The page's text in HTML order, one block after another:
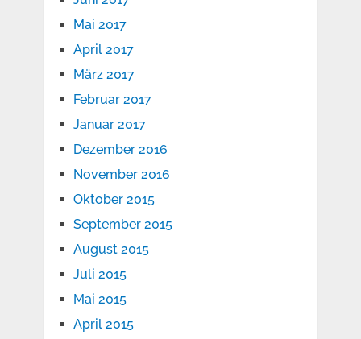
Mai 2017
April 2017
März 2017
Februar 2017
Januar 2017
Dezember 2016
November 2016
Oktober 2015
September 2015
August 2015
Juli 2015
Mai 2015
April 2015